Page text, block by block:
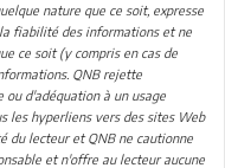
nature que ce soit, expresse
fiabilité des informations et ne
ce soit (y compris en cas de
QNB rejette
d'adéquation à un usage
les hyperliens vers des sites Web
du lecteur et QNB ne cautionne
et n'offre au lecteur aucune